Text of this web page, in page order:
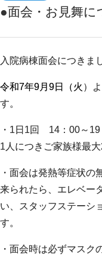
●面会・お見舞に
入院病棟面会につきま
令和7年9月9日（火 ）
す。
・1日1回 14：00～
1人につきご家族様最大
・面会は発熱等症状の
来られたら、エレベー
い、スタッフステーシ
す。
・面会時は必ずマスク